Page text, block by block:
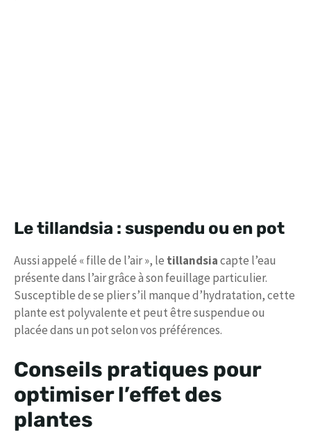
Le tillandsia : suspendu ou en pot
Aussi appelé « fille de l’air », le tillandsiacapte l’eau
présente dans l’air grâce à son feuillage particulier.
Susceptible de se plier s’il manque d’hydratation, cette
plante est polyvalente et peut être suspendue ou
placée dans un pot selon vos préférences.
Conseils pratiques pour
optimiser l’effet des
plantes